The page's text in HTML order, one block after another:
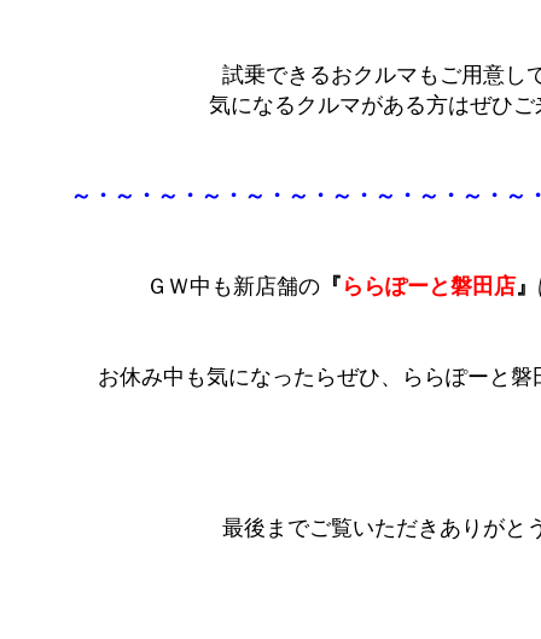
試乗できるおクルマもご用意し
気になるクルマがある方はぜひご
～・～・～・～・～・～・～・～・～・～・～
ＧＷ中も新店舗の 『 ららぽーと磐田店 』
お休み中も気になったらぜひ、ららぽーと
最後までご覧いただきありがと